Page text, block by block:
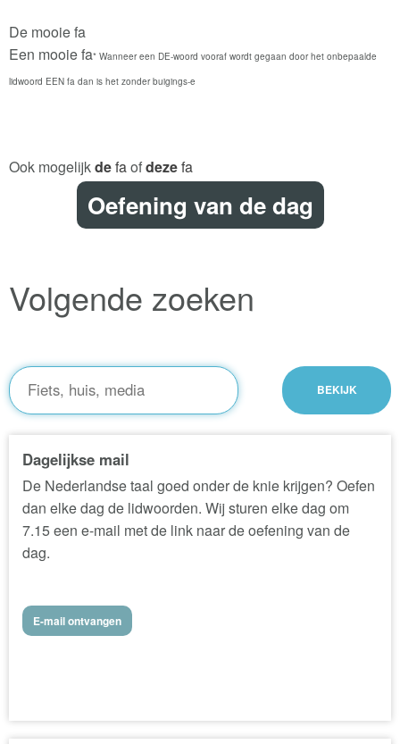
De mooie fa
Een mooie fa* Wanneer een DE-woord vooraf wordt gegaan door het onbepaalde
lidwoord EEN fa dan is het zonder buigings-e
Ook mogelijkdefaofdezefa
Oefening van de dag
Volgende zoeken
Dagelijkse mail
De Nederlandse taal goed onder de knie krijgen? Oefen
dan elke dag de lidwoorden. Wij sturen elke dag om
7.15 een e-mail met de link naar de oefening van de
dag.
E-mail ontvangen